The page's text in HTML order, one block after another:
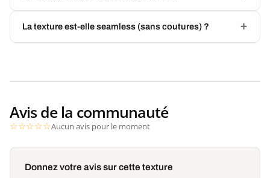
La texture est-elle seamless (sans coutures) ?
Avis de la communauté
Aucun avis pour le moment
Donnez votre avis sur cette texture